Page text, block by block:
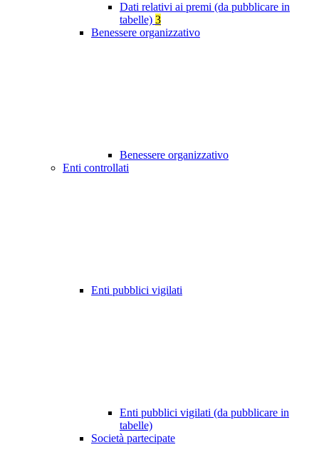
Dati relativi ai premi (da pubblicare in
tabelle) 3
Benessere organizzativo
Benessere organizzativo
Enti controllati
Enti pubblici vigilati
Enti pubblici vigilati (da pubblicare in
tabelle)
Società partecipate